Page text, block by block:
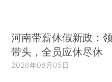
河南带薪休假新政：
带头，全员应休尽休
2026年08月05日